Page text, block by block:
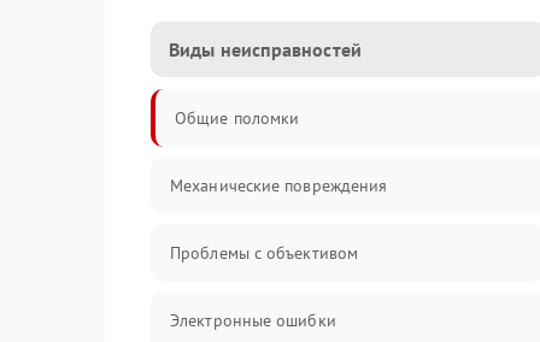
Виды неисправностей
Общие поломки
Механические повреждения
Проблемы с объективом
Электронные ошибки